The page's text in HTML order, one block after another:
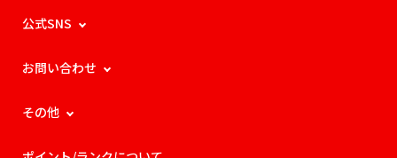
公式SNS
お問い合わせ
その他